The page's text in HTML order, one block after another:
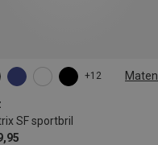
+12 Maten
SF sportbril
SIZE